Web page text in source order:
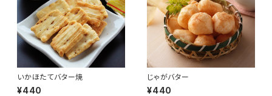
いかほたてバター焼
¥440
じゃがバター
¥440